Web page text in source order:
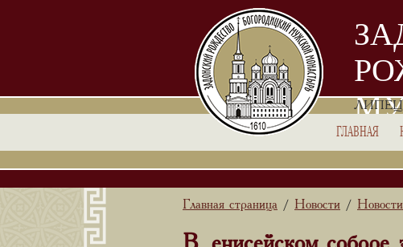
ГЛАВНАЯ
Главная страница / Новости /